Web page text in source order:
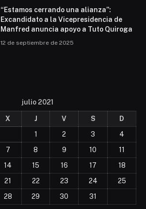
“Estamos cerrando una alianza”:
Excandidato a la Vicepresidencia de
Manfred anuncia apoyo a Tuto Quiroga
12 de septiembre de 2025
julio 2021
X J V S
D
1
2 3
4
7 8 9 10
11
14 15 16 17
18
21 22 23 24
25
28 29 30 31